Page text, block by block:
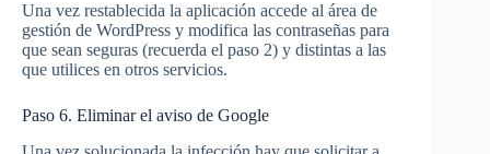
Una vez restablecida la aplicación accede al área de
gestión de WordPress y modifica las contraseñas para
que sean seguras (recuerda el paso 2) y distintas a las
que utilices en otros servicios.
Paso 6. Eliminar el aviso de Google